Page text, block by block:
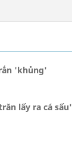
'khủng'
lấy ra cá sấu'